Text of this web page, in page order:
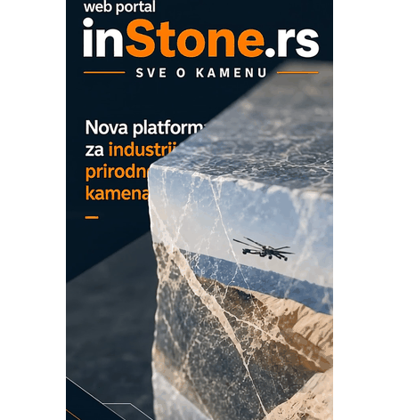
Proizvodnja iC7 Hybrid 1500 VDC
mrežnog pretvarača sa tečnim
hlađenjem
COMBYPACK
EVOKS Maintenance Management